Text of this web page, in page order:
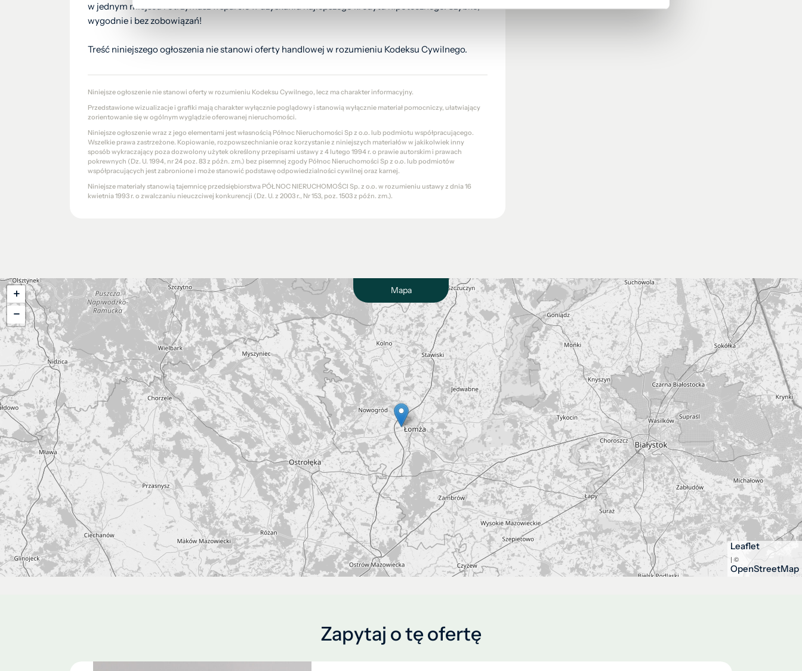
w jednym miejscu i otrzymasz wsparcie w uzyskaniu najlepszego kredytu hipotecznego. Szybko,
wygodnie i bez zobowiązań!
Treść niniejszego ogłoszenia nie stanowi oferty handlowej w rozumieniu Kodeksu Cywilnego.
Niniejsze ogłoszenie nie stanowi oferty w rozumieniu Kodeksu Cywilnego, lecz ma charakter informacyjny.
Przedstawione wizualizacje i grafiki mają charakter wyłącznie poglądowy i stanowią wyłącznie materiał pomocniczy, ułatwiający
zorientowanie się w ogólnym wyglądzie oferowanej nieruchomości.
Niniejsze ogłoszenie wraz z jego elementami jest własnością Północ Nieruchomości Sp z o.o. lub podmiotu współpracującego.
Wszelkie prawa zastrzeżone. Kopiowanie, rozpowszechnianie oraz korzystanie z niniejszych materiałów w jakikolwiek inny
sposób wykraczający poza dozwolony użytek określony przepisami ustawy z 4 lutego 1994 r. o prawie autorskim i prawach
pokrewnych (Dz. U. 1994, nr 24 poz. 83 z późn. zm.) bez pisemnej zgody Północ Nieruchomości Sp z o.o. lub podmiotów
współpracujących jest zabronione i może stanowić podstawę odpowiedzialności cywilnej oraz karnej.
Niniejsze materiały stanowią tajemnicę przedsiębiorstwa PÓŁNOC NIERUCHOMOŚCI Sp. z o.o. w rozumieniu ustawy z dnia 16
kwietnia 1993 r. o zwalczaniu nieuczciwej konkurencji (Dz. U. z 2003 r., Nr 153, poz. 1503 z późn. zm.).
Mapa
+
−
Leaflet
| ©
OpenStreetMap
Zapytaj o tę ofertę